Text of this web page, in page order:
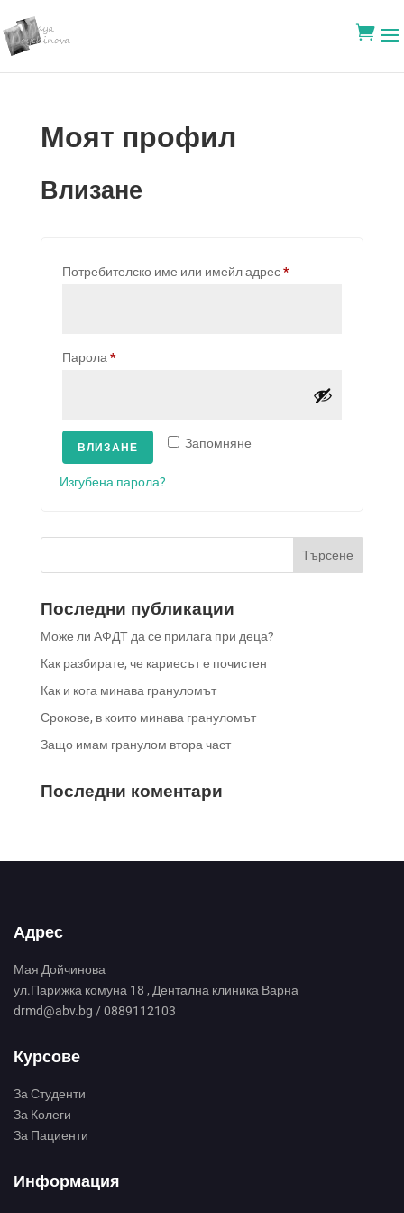

Моят профил
Влизане
Потребителско име или имейл адрес*Задължително
Парола *Задължително
Запомняне
ВЛИЗАНЕ
Изгубена парола?
Последни публикации
Може ли АФДТ да се прилага при деца?
Как разбирате, че кариесът е почистен
Как и кога минава грануломът
Срокове, в които минава грануломът
Защо имам гранулом втора част
Последни коментари
Адрес
Мая Дойчинова
ул.Парижка комуна 18 , Дентална клиника Варна
drmd@abv.bg / 0889112103
Курсове
За Студенти
За Колеги
За Пациенти
Информация